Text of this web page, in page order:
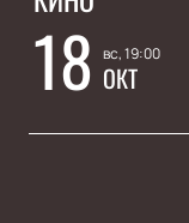
18 вс, 19:00
ОКТ